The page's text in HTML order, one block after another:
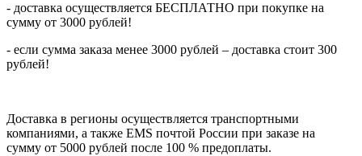
- доставка осуществляется БЕСПЛАТНО при покупке на
сумму от 3000 рублей!
- если сумма заказа менее 3000 рублей – доставка стоит 300
рублей!
Доставка в регионы осуществляется транспортными
компаниями, а также EMS почтой России при заказе на
сумму от 5000 рублей после 100 % предоплаты.